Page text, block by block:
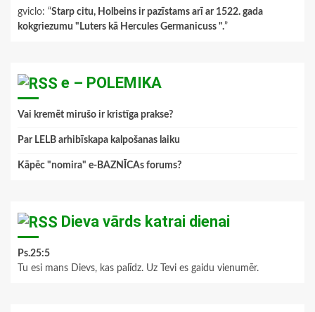
gviclo: “Starp citu, Holbeins ir pazīstams arī ar 1522. gada
kokgriezumu "Luters kā Hercules Germanicuss ".”
e – POLEMIKA
Vai kremēt mirušo ir kristīga prakse?
Par LELB arhibīskapa kalpošanas laiku
Kāpēc "nomira" e-BAZNĪCAs forums?
Dieva vārds katrai dienai
Ps.25:5
Tu esi mans Dievs, kas palīdz. Uz Tevi es gaidu vienumēr.